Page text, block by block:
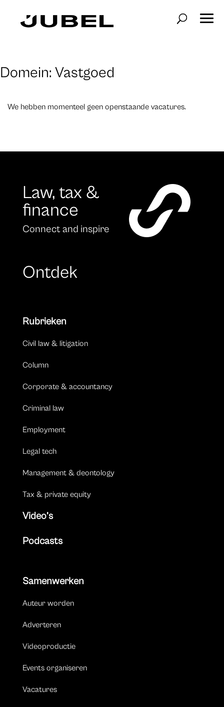
Domein: Vastgoed
We hebben momenteel geen openstaande vacatures.
Law, tax &
finance
Connect and inspire
Ontdek
Rubrieken
Civil law & litigation
Column
Corporate & accountancy
Criminal law
Employment
Legal tech
Management & deontology
Tax & private equity
Video’s
Podcasts
Samenwerken
Auteur worden
Adverteren
Videoproductie
Events organiseren
Vacatures